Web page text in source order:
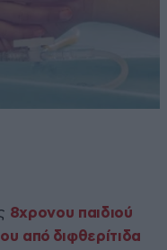
8χρονου παιδιού
από διφθερίτιδα